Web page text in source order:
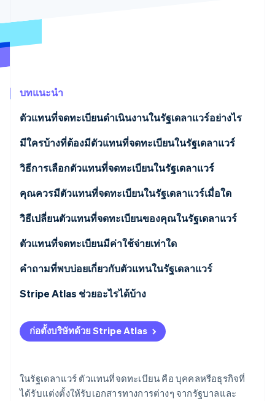
การก่อตั้งบริษัทสตาร์ทอัพ
Stripe Sessions 2026
AI อย่างไร
บทแนะนำ
ตัวแทนที่จดทะเบียนดำเนินงานในรัฐเดลาแวร์อย่างไร
มีใครบ้างที่ต้องมีตัวแทนที่จดทะเบียนในรัฐเดลาแวร์
วิธีการเลือกตัวแทนที่จดทะเบียนในรัฐเดลาแวร์
คุณควรมีตัวแทนที่จดทะเบียนในรัฐเดลาแวร์เมื่อใด
วิธีเปลี่ยนตัวแทนที่จดทะเบียนของคุณในรัฐเดลาแวร์
ตัวแทนที่จดทะเบียนมีค่าใช้จ่ายเท่าใด
คำถามที่พบบ่อยเกี่ยวกับตัวแทนในรัฐเดลาแวร์
Stripe Atlas ช่วยอะไรได้บ้าง
การสมัครใช้งาน Atlas
การรับชำระเงินและการธนาคารก่อนที่จะได้รับ EIN ของ
การซื้อหุ้นของผู้ก่อตั้งแบบไร้เงินสด
ก่อตั้งบริษัทด้วย Stripe Atlas
ในรัฐเดลาแวร์ ตัวแทนที่จดทะเบียน คือ บุคคลหรือธุรกิจที่
ได้รับแต่งตั้งให้รับเอกสารทางการต่างๆ จากรัฐบาลและ